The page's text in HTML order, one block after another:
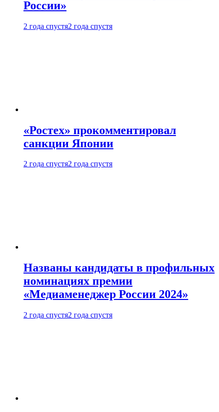
России»
2 года спустя2 года спустя
«Ростех» прокомментировал
санкции Японии
2 года спустя2 года спустя
Названы кандидаты в профильных
номинациях премии
«Медиаменеджер России 2024»
2 года спустя2 года спустя